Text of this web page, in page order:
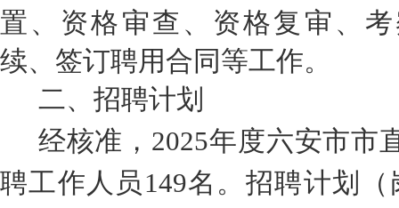
置、资格审查、资格复审、
续、签订聘用合同等工作。
二、招聘计划
经核准， 2025年度六安市市
聘工作人员 149名 。 招聘计划（